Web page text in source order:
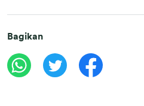
Bagikan